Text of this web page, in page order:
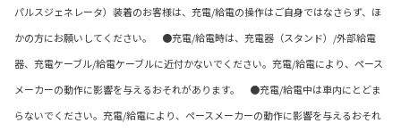
パルスジェネレータ）装着のお客様は、充電/給電の操作はご自身ではなさらず、ほ
かの方にお願いしてください。 ●充電/給電時は、充電器（スタンド）/外部給電
器、充電ケーブル/給電ケーブルに近付かないでください。充電/給電により、ペース
メーカーの動作に影響を与えるおそれがあります。 ●充電/給電中は車内にとどま
らないでください。充電/給電により、ペースメーカーの動作に影響を与えるおそれ